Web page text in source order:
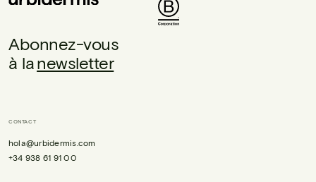
Abonnez-vous
à lanewsletter
CONTACT
hola@urbidermis.com
+34 938 61 91 00